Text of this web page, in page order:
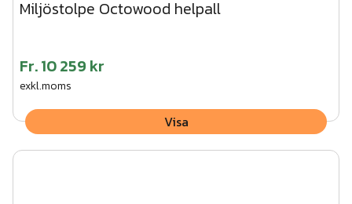
Miljöstolpe Octowood helpall
Fr.10 259 kr
exkl.moms
Visa